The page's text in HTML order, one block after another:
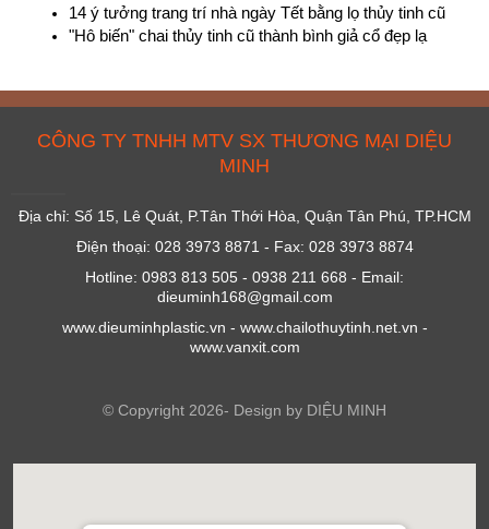
14 ý tưởng trang trí nhà ngày Tết bằng lọ thủy tinh cũ
"Hô biến" chai thủy tinh cũ thành bình giả cổ đẹp lạ
CÔNG TY TNHH MTV SX THƯƠNG MẠI DIỆU
MINH
Địa chỉ: Số 15, Lê Quát, P.Tân Thới Hòa, Quận Tân Phú, TP.HCM
Điện thoại: 028 3973 8871 - Fax: 028 3973 8874
Hotline: 0983 813 505 - 0938 211 668 - Email:
dieuminh168@gmail.com
www.dieuminhplastic.vn - www.chailothuytinh.net.vn -
www.vanxit.com
© Copyright 2026- Design by DIỆU MINH